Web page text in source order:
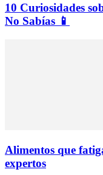
10 Curiosidades
No Sabías 📱
Alimentos que
expertos